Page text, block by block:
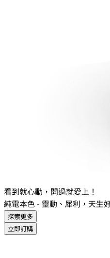
看到就心動，開過就愛上！
純電本色 - 靈動、犀利，天生
探索更多
立即訂購